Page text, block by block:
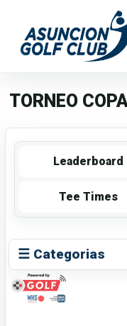
TORNEO
Leaderboard
Tee Times
☰ Categorias